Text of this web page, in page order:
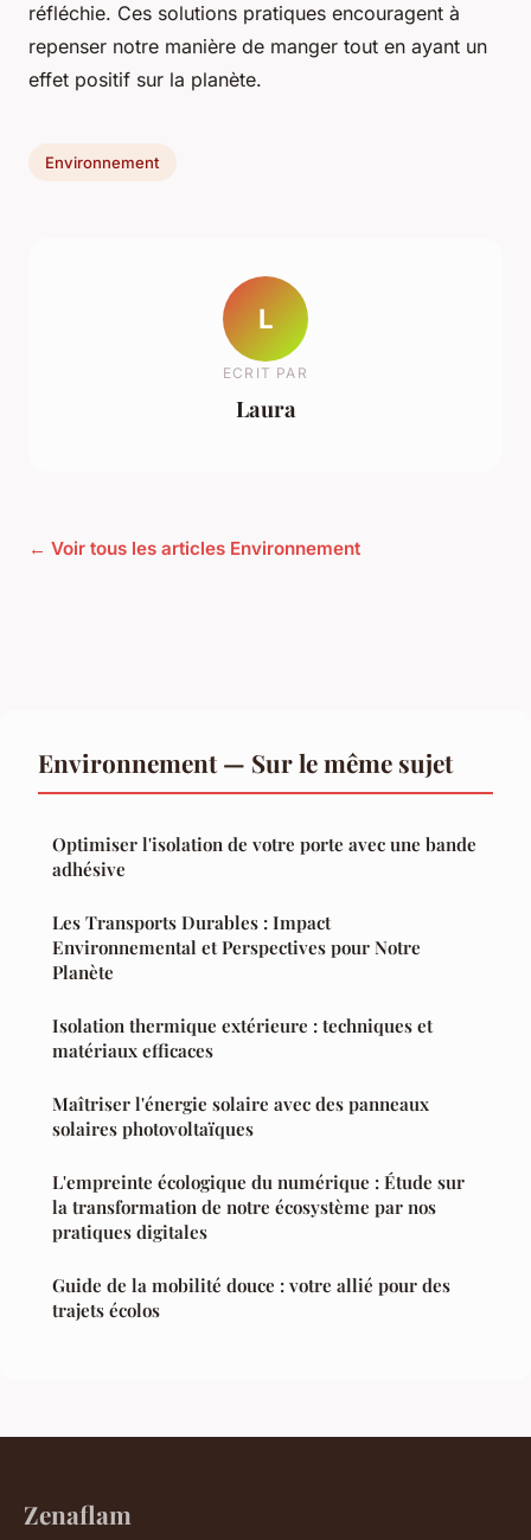
réfléchie. Ces solutions pratiques encouragent à
repenser notre manière de manger tout en ayant un
effet positif sur la planète.
Environnement
L
ECRIT PAR
Laura
← Voir tous les articles Environnement
Environnement — Sur le même sujet
Optimiser l'isolation de votre porte avec une bande
adhésive
Les Transports Durables : Impact
Environnemental et Perspectives pour Notre
Planète
Isolation thermique extérieure : techniques et
matériaux efficaces
Maîtriser l'énergie solaire avec des panneaux
solaires photovoltaïques
L'empreinte écologique du numérique : Étude sur
la transformation de notre écosystème par nos
pratiques digitales
Guide de la mobilité douce : votre allié pour des
trajets écolos
Zenaflam